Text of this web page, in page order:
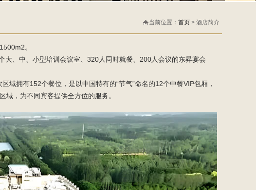
当前位置： 首页 > 酒店简介
。
、中、小型培训会议室、320人同时就餐、200人会议的东昇宴会
域拥有152个餐位，是以中国特有的“节气”命名的12个中餐VIP包厢，
，为不同宾客提供全方位的服务。